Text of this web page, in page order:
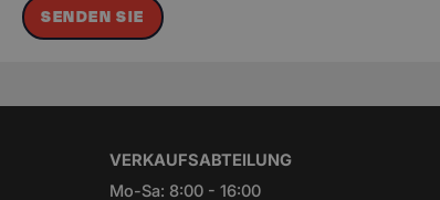
SENDEN SIE
VERKAUFSABTEILUNG
Mo-Sa: 8:00 - 16:00